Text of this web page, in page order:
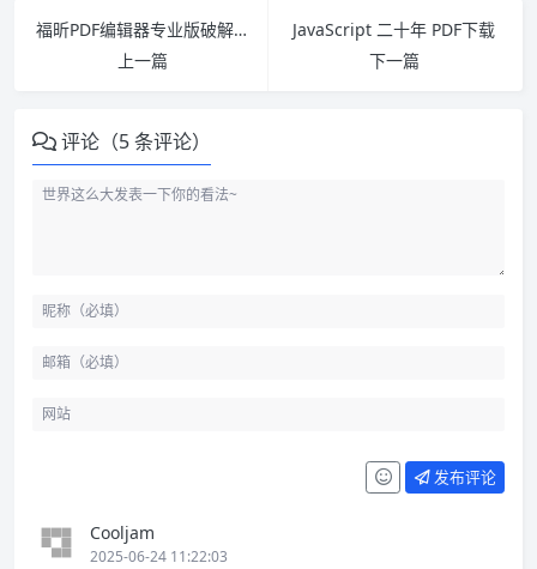
福昕PDF编辑器专业版破解版 v2024 下载安装使用教程
上一篇
JavaScript 二十年 PDF下载
下一篇
评论（5 条评论）
发布评论
Cooljam
2025-06-24 11:22:03